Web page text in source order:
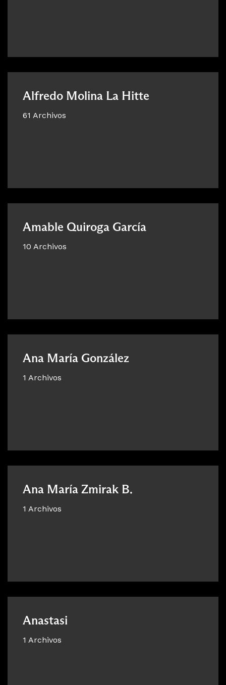
Alfredo Molina La Hitte
61 Archivos
Amable Quiroga García
10 Archivos
Ana María González
1 Archivos
Ana María Zmirak B.
1 Archivos
Anastasi
1 Archivos